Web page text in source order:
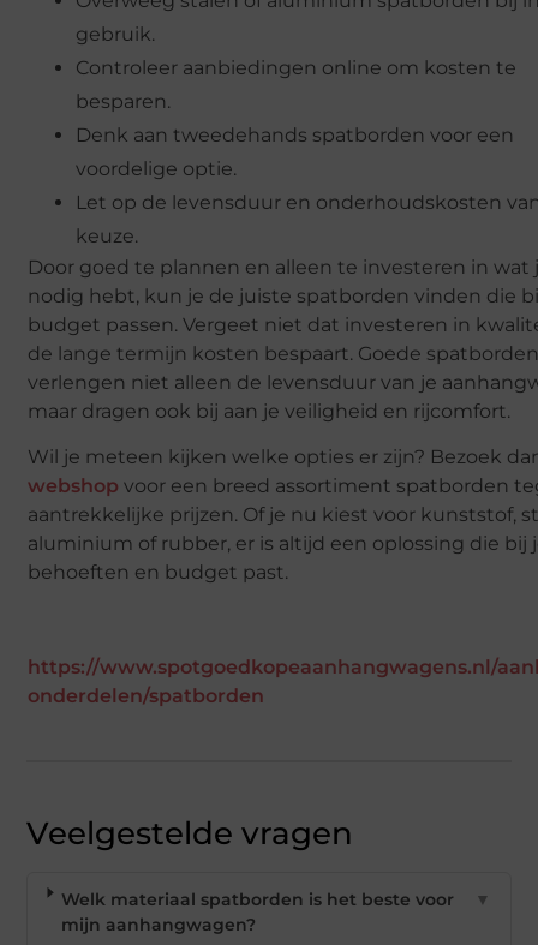
gebruik.
Controleer aanbiedingen online om kosten te
besparen.
Denk aan tweedehands spatborden voor een
voordelige optie.
Let op de levensduur en onderhoudskosten
keuze.
Door goed te plannen en alleen te investeren in wat
nodig hebt, kun je de juiste spatborden vinden die
budget passen. Vergeet niet dat investeren in
de lange termijn kosten bespaart. Goede
verlengen niet alleen de levensduur van je
maar dragen ook bij aan je veiligheid en rijcomfort.
Wil je meteen kijken welke opties er zijn? Bezoek
webshop voor een breed assortiment spatborden
aantrekkelijke prijzen. Of je nu kiest voor kunststof,
aluminium of rubber, er is altijd een oplossing die bij
behoeften en budget past.
https://www.spotgoedkopeaanhangwagens.nl/
onderdelen/spatborden
Veelgestelde vragen
Welk materiaal spatborden is het beste voor
mijn aanhangwagen?
▼